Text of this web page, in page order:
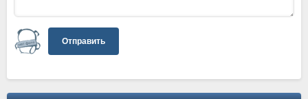
Отправить